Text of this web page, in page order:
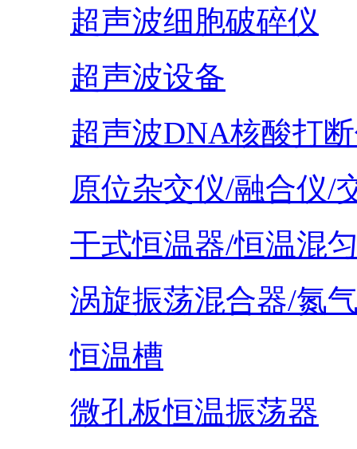
超声波细胞破碎仪
超声波设备
超声波DNA核酸打
原位杂交仪/融合仪/
干式恒温器/恒温混
涡旋振荡混合器/氮
恒温槽
微孔板恒温振荡器